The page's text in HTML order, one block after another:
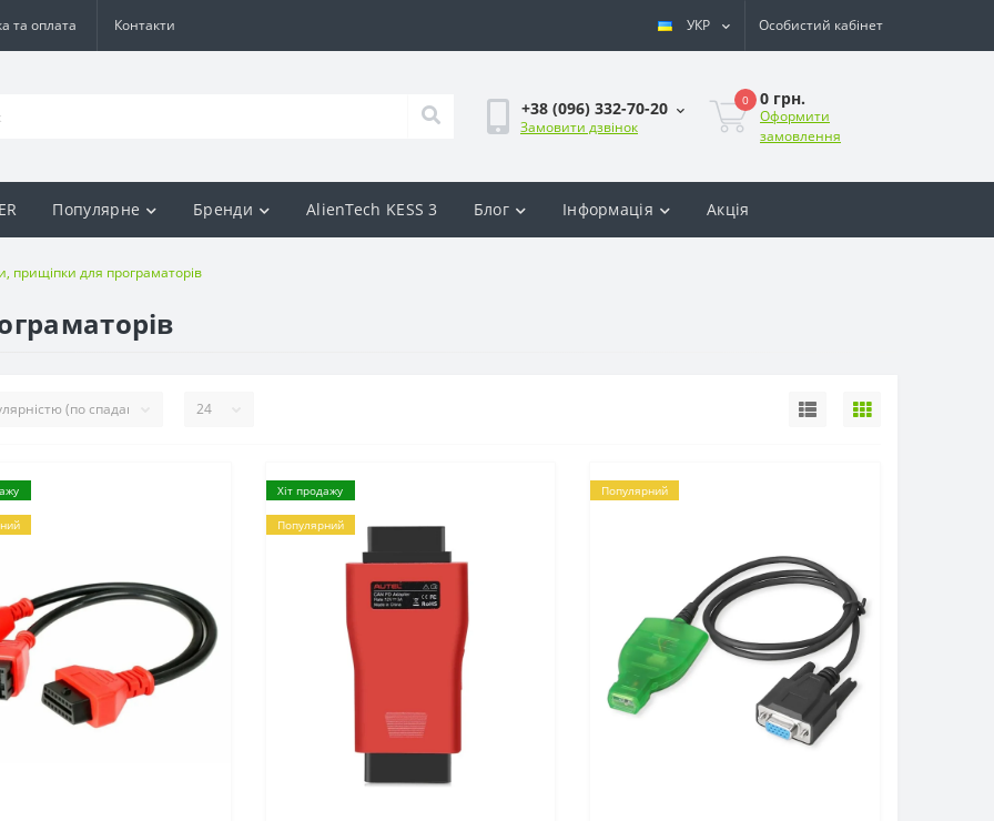
та оплата Контакти УКР Особистий кабінет
+38 (096) 332-70-20
Замовити дзвінок
0 0 грн.
Оформити
замовлення
Популярне Бренди AlienTech KESS 3 Блог Інформація Акція
прищіпки для програматорів
Хіт продажу
Популярний
Популярний